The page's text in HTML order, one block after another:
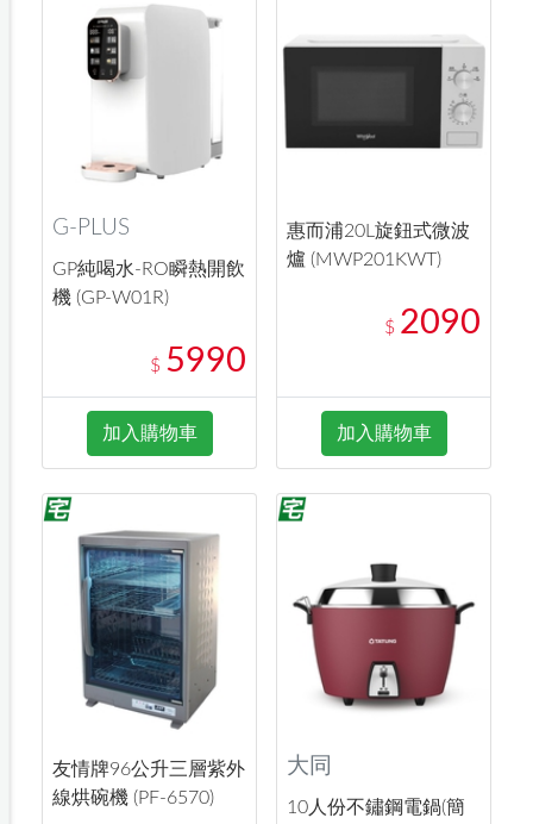
G-PLUS
GP純喝水-RO瞬熱開飲
機 (GP-W01R)
$ 5990
加入購物車
惠而浦20L旋鈕式微波
爐 (MWP201KWT)
$ 2090
加入購物車
友情牌96公升三層紫外
線烘碗機 (PF-6570)
大同
10人份不鏽鋼電鍋(簡